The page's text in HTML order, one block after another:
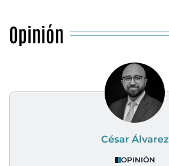
Opinión
César Álvarez
OPINIÓN